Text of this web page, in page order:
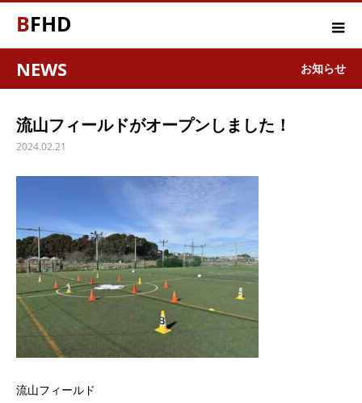
BFHD
NEWS お知らせ
流山フィールドがオープンしました！
2024.02.21
流山フィールド